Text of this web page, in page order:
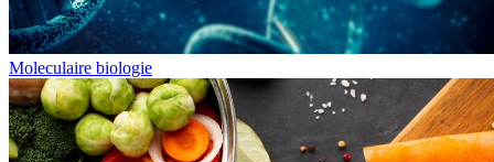
Moleculaire biologie